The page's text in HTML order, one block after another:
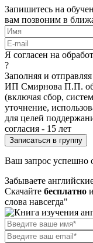
Запишитесь на
вам позвоним в
Я согласен на
?
Заполняя и
ИП Смирнова П.П.
(включая сбор,
уточнение,
для целей
согласия - 15 лет
Ваш запрос успешно
Забываете
Скачайте бесплатно
слова навсегда"